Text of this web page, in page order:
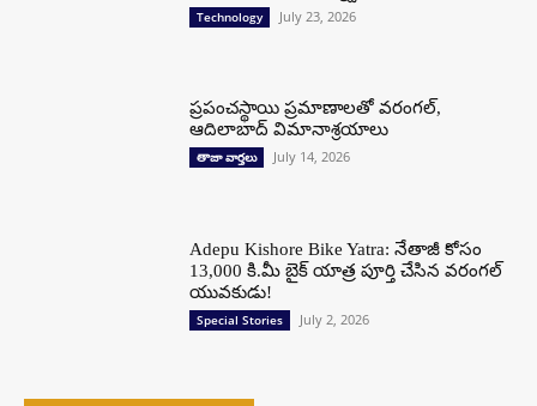
Technology July 23, 2026
ప్రపంచస్థాయి ప్రమాణాలతో వరంగల్,
ఆదిలాబాద్ విమానాశ్రయాలు
తాజా వార్తలు July 14, 2026
Adepu Kishore Bike Yatra: నేతాజీ కోసం
13,000 కి.మీ బైక్ యాత్ర పూర్తి చేసిన వరంగల్
యువకుడు!
Special Stories July 2, 2026